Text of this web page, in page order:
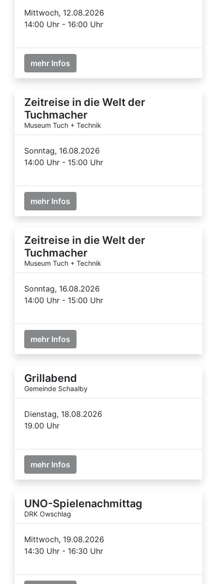
Mittwoch, 12.08.2026
14:00 Uhr - 16:00 Uhr
mehr Infos
Zeitreise in die Welt der
Tuchmacher
Museum Tuch + Technik
Sonntag, 16.08.2026
14:00 Uhr - 15:00 Uhr
mehr Infos
Zeitreise in die Welt der
Tuchmacher
Museum Tuch + Technik
Sonntag, 16.08.2026
14:00 Uhr - 15:00 Uhr
mehr Infos
Grillabend
Gemeinde Schaalby
Dienstag, 18.08.2026
19.00 Uhr
mehr Infos
UNO-Spielenachmittag
DRK Owschlag
Mittwoch, 19.08.2026
14:30 Uhr - 16:30 Uhr